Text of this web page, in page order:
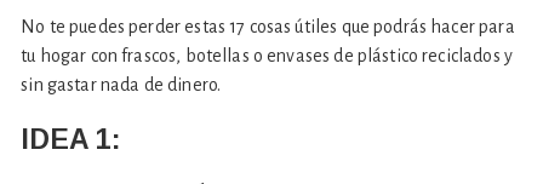
No te puedes perder estas 17 cosas útiles que podrás hacer para
tu hogar con frascos, botellas o envases de plástico reciclados y
sin gastar nada de dinero.
IDEA 1: